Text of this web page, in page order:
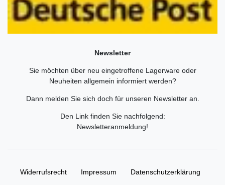
Newsletter
Sie möchten über neu eingetroffene Lagerware oder
Neuheiten allgemein informiert werden?
Dann melden Sie sich doch für unseren Newsletter an.
Den Link finden Sie nachfolgend:
Newsletteranmeldung!
Widerrufs­recht Impressum Daten­schutz­erklärung